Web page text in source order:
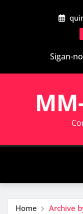
Sigan-
Home Archive